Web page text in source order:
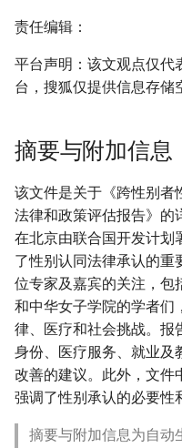
责任编辑：
平台声明：该文观点仅代
台，搜狐仅提供信息存储
摘要与附加信息
该文件是关于《跨性别
法律和政策评估报告》的
在北京由联合国开发计划
了性别认同法律承认的重
位专家及嘉宾的关注，包
和中华女子学院的学者们
律、医疗和社会挑战。报
身份、医疗服务、就业及
改善的建议。此外，文件
强调了性别承认的必要性
摘要与附加信息为自动